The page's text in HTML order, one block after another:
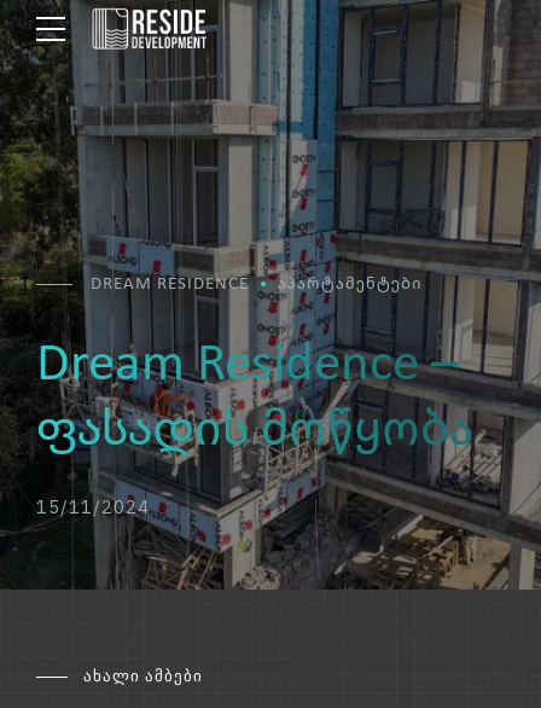
DREAM RESIDENCE ᲐᲞᲐᲠᲢᲐᲛᲔᲜᲢᲔᲑᲘ
Dream Residence –
ფასადის მოწყობა
15/11/2024
ახალი ამბები